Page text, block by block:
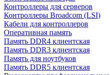
Контроллеры для серверов
Контроллеры Broadcom (LSI)
Кабели для контроллеров
Оперативная память
Память DDR4 клиентская
Память DDR3 клиентская
Память для ноутбуков
Память DDR5 клиентская